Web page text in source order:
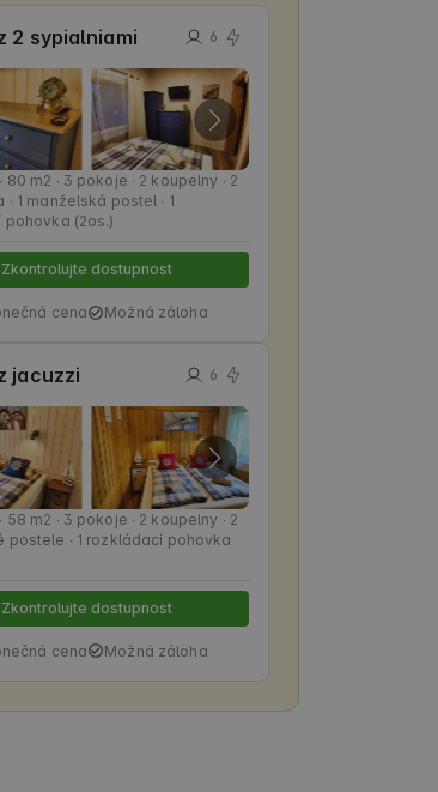
2 sypialniami 6
80 m2 ∙ 3 pokoje ∙ 2 koupelny ∙ 2
1 manželská postel ∙ 1
(2os.)
Zkontrolujte dostupnost
cena Možná záloha
jacuzzi 6
58 m2 ∙ 3 pokoje ∙ 2 koupelny ∙ 2
postele ∙ 1 rozkládací pohovka
Zkontrolujte dostupnost
cena Možná záloha